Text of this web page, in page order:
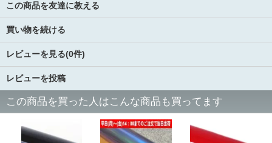
この商品を友達に教える
買い物を続ける
レビューを見る(0件)
レビューを投稿
この商品を買った人はこんな商品も買ってます